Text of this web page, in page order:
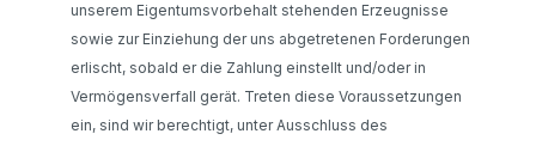
unserem Eigentumsvorbehalt stehenden Erzeugnisse
sowie zur Einziehung der uns abgetretenen Forderungen
erlischt, sobald er die Zahlung einstellt und/oder in
Vermögensverfall gerät. Treten diese Voraussetzungen
ein, sind wir berechtigt, unter Ausschluss des